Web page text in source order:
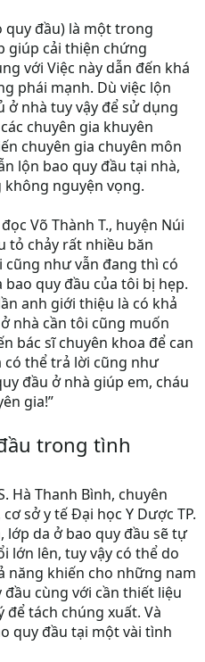
quy đầu) là một trong
giúp cải thiện chứng
với Việc này dẫn đến khá
phái mạnh. Dù việc lộn
ở nhà tuy vậy để sử dụng
chuyên gia khuyên
chuyên gia chuyên môn
lộn bao quy đầu tại nhà,
nguyện vọng.
Võ Thành T., huyện Núi
tỏ chảy rất nhiều băn
cũng như vẫn đang thì có
quy đầu của tôi bị hẹp.
anh giới thiệu là có khả
nhà cần tôi cũng muốn
bác sĩ chuyên khoa để can
có thể trả lời cũng như
đầu ở nhà giúp em, cháu
gia!”
trong tình
Hà Thanh Bình, chuyên
sở y tế Đại học Y Dược TP.
lớp da ở bao quy đầu sẽ tự
lớn lên, tuy vậy có thể do
năng khiến cho những nam
cùng với cần thiết liệu
tách chúng xuất. Và
quy đầu tại một vài tình